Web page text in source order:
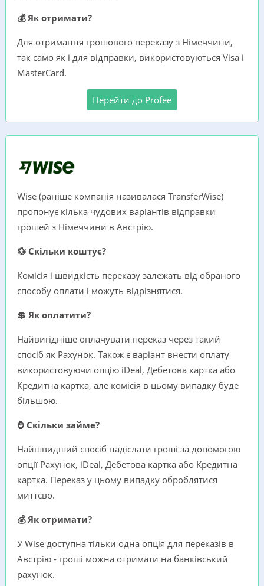
💰 Як отримати?
Для отримання грошового переказу з Німеччини,
так само як і для відправки, використовуються Visa i
MasterCard.
Перейти до Profee
Wise (раніше компанія називалася TransferWise)
пропонує кілька чудових варіантів відправки
грошей з Німеччини в Австрію.
💱 Скільки коштує?
Комісія і швидкість переказу залежать від обраного
способу оплати і можуть відрізнятися.
💲 Як оплатити?
Найвигідніше оплачувати переказ через такий
спосіб як Рахунок. Також є варіант внести оплату
використовуючи опцію iDeal, Дебетова картка або
Кредитна картка, але комісія в цьому випадку буде
більшою.
⌚ Скільки займе?
Найшвидший спосіб надіслати гроші за допомогою
опції Рахунок, iDeal, Дебетова картка або Кредитна
картка. Переказ у цьому випадку оброблятися
миттєво.
💰 Як отримати?
У Wise доступна тільки одна опція для переказів в
Австрію - гроші можна отримати на банківський
рахунок.